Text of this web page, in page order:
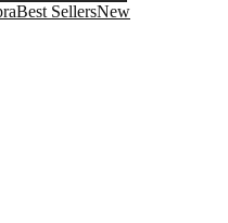
Best SellersNew